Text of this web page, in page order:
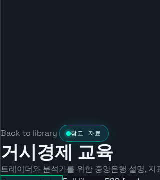
Back to library 참고 자료
거시경제 교육
트레이더와 분석가를 위한 중앙은행 설명,